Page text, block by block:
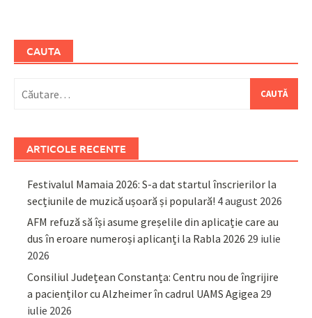
CAUTA
după:
ARTICOLE RECENTE
Festivalul Mamaia 2026: S-a dat startul înscrierilor la
secțiunile de muzică ușoară și populară! 4 august 2026
AFM refuză să își asume greșelile din aplicație care au
dus în eroare numeroși aplicanți la Rabla 2026 29 iulie
2026
Consiliul Județean Constanța: Centru nou de îngrijire
a pacienților cu Alzheimer în cadrul UAMS Agigea 29
iulie 2026